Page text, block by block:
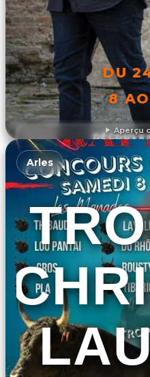
Aperçu
DU
8
Arles